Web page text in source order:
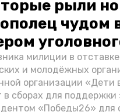
рыли
чудом
милиции в
и молодёжных
организации «Дети
в сборах для
«Победы26» для
владимиров